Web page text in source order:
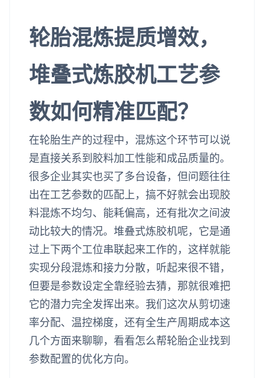
轮胎混炼提质增效，
堆叠式炼胶机工艺参
数如何精准匹配？
在轮胎生产的过程中，混炼这个环节可以说
是直接关系到胶料加工性能和成品质量的。
很多企业其实也买了多台设备，但问题往往
出在工艺参数的匹配上，搞不好就会出现胶
料混炼不均匀、能耗偏高，还有批次之间波
动比较大的情况。堆叠式炼胶机呢，它是通
过上下两个工位串联起来工作的，这样就能
实现分段混炼和接力分散，听起来很不错，
但要是参数设定全靠经验去猜，那就很难把
它的潜力完全发挥出来。我们这次从剪切速
率分配、温控梯度，还有全生产周期成本这
几个方面来聊聊，看看怎么帮轮胎企业找到
参数配置的优化方向。